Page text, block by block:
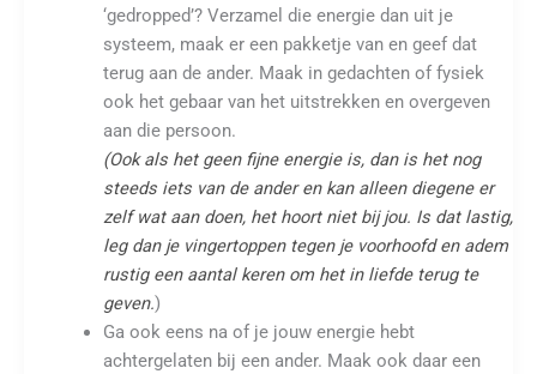
‘gedropped’? Verzamel die energie dan uit je
systeem, maak er een pakketje van en geef dat
terug aan de ander. Maak in gedachten of fysiek
ook het gebaar van het uitstrekken en overgeven
aan die persoon.
(Ook als het geen fijne energie is, dan is het nog
steeds iets van de ander en kan alleen diegene er
zelf wat aan doen, het hoort niet bij jou. Is dat lastig,
leg dan je vingertoppen tegen je voorhoofd en adem
rustig een aantal keren om het in liefdeterug te
geven.)
Ga ook eens na of je jouw energie hebt
achtergelaten bij een ander. Maak ook daar een